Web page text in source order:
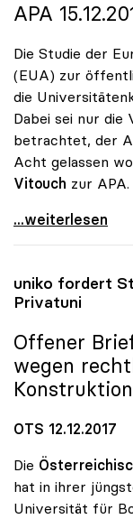
APA
Die Studie der
(EUA) zur
die
Dabei sei nur die
betrachtet, der
Acht gelassen
Vitouch zur APA.
Uni-Budget:
...weiterlesen
uniko fordert
Privatuni
Offener
wegen
Konstruktion
OTS 12.12.2017
Die
hat in ihrer
Universität für